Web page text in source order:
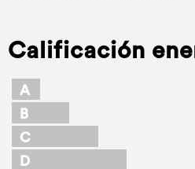
Calificación
A
B
C
D